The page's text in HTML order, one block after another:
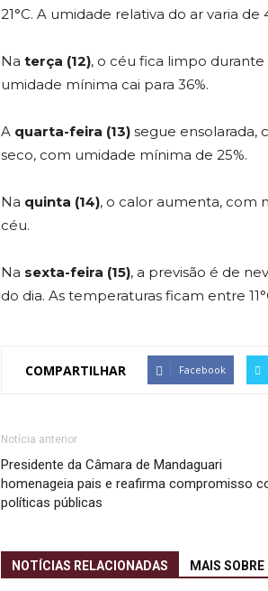
21°C. A umidade relativa do ar varia de
Na terça (12), o céu fica limpo durante
umidade mínima cai para 36%.
A quarta-feira (13) segue ensolarada,
seco, com umidade mínima de 25%.
Na quinta (14), o calor aumenta, com
céu.
Na sexta-feira (15), a previsão é de
do dia. As temperaturas ficam entre
COMPARTILHAR Facebook
Notícia anterior
Presidente da Câmara de Mandaguari
homenageia pais e reafirma compromisso
políticas públicas
NOTÍCIAS RELACIONADAS MAIS